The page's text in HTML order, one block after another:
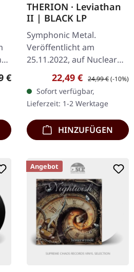
Preis:
€
THERION · Leviathan
II | BLACK LP
Symphonic Metal.
Veröffentlicht am
25.11.2022, auf Nuclear
Blast Records. Schwarzes
Vinyl im Gatefold-Cover.
Mit "Leviathan II"
demonstriert Therion…
Verkaufspreis:
22,49 € Regulärer Preis:
24,99 €(-10%)
Sofort verfügbar,
Lieferzeit: 1-2 Werktage
HINZUFÜGEN
Angebot